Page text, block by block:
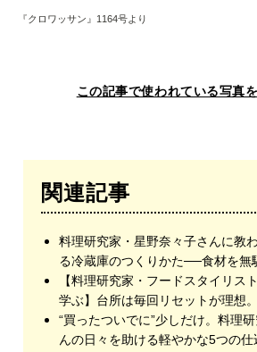
『クロワッサン』1164号より
この記事で使われている写真
関連記事
料理研究家・星野奈々子さんに教
る冷蔵庫のつくりかた──食材を無
くり編
【料理研究家・フードスタイリス
学ぶ】台所は毎回リセットが理想
ッチン考 vol.1
“買ったついでに”少しだけ。料理
んの日々を助ける軽やかな5つの仕